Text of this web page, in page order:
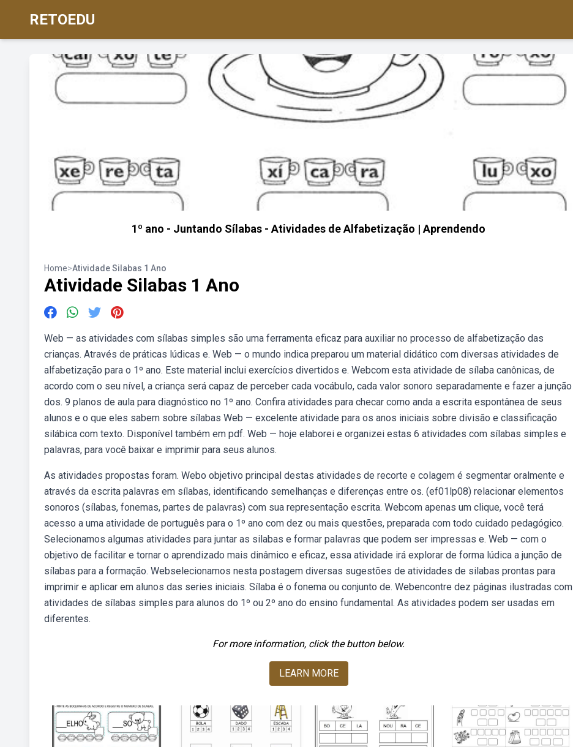
RETOEDU
1º ano - Juntando Sílabas - Atividades de Alfabetização | Aprendendo
Home>Atividade Silabas 1 Ano
Atividade Silabas 1 Ano
Web — as atividades com sílabas simples são uma ferramenta eficaz para auxiliar no processo de alfabetização das
crianças. Através de práticas lúdicas e. Web — o mundo indica preparou um material didático com diversas atividades de
alfabetização para o 1º ano. Este material inclui exercícios divertidos e. Webcom esta atividade de sílaba canônicas, de
acordo com o seu nível, a criança será capaz de perceber cada vocábulo, cada valor sonoro separadamente e fazer a junção
dos. 9 planos de aula para diagnóstico no 1º ano. Confira atividades para checar como anda a escrita espontânea de seus
alunos e o que eles sabem sobre sílabas Web — excelente atividade para os anos iniciais sobre divisão e classificação
silábica com texto. Disponível também em pdf. Web — hoje elaborei e organizei estas 6 atividades com sílabas simples e
palavras, para você baixar e imprimir para seus alunos.
As atividades propostas foram. Webo objetivo principal destas atividades de recorte e colagem é segmentar oralmente e
através da escrita palavras em sílabas, identificando semelhanças e diferenças entre os. (ef01lp08) relacionar elementos
sonoros (sílabas, fonemas, partes de palavras) com sua representação escrita. Webcom apenas um clique, você terá
acesso a uma atividade de português para o 1º ano com dez ou mais questões, preparada com todo cuidado pedagógico.
Selecionamos algumas atividades para juntar as silabas e formar palavras que podem ser impressas e. Web — com o
objetivo de facilitar e tornar o aprendizado mais dinâmico e eficaz, essa atividade irá explorar de forma lúdica a junção de
sílabas para a formação. Webselecionamos nesta postagem diversas sugestões de atividades de silabas prontas para
imprimir e aplicar em alunos das series iniciais. Sílaba é o fonema ou conjunto de. Webencontre dez páginas ilustradas com
atividades de sílabas simples para alunos do 1º ou 2º ano do ensino fundamental. As atividades podem ser usadas em
diferentes.
For more information, click the button below.
LEARN MORE